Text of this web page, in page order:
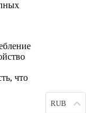
что
RUB